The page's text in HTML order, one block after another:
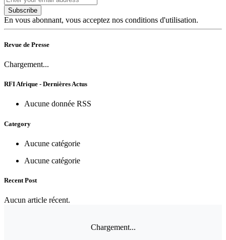
Subscribe
En vous abonnant, vous acceptez nos conditions d'utilisation.
Revue de Presse
Chargement...
RFI Afrique - Dernières Actus
Aucune donnée RSS
Category
Aucune catégorie
Aucune catégorie
Recent Post
Aucun article récent.
Chargement...